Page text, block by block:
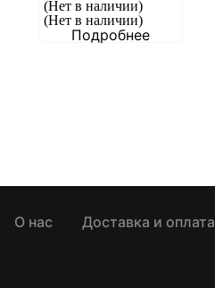
(Нет в наличии)
(Нет в наличии)
Подробнее
О нас Доставка и оплата